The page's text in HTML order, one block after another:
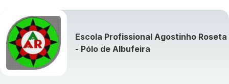
Visualizar todos os cursos »Escola Profissional Agostinho Roseta
- Pólo de Albufeira